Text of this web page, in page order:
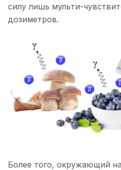
силу лишь мульти-
дозиметров.
Более того, окружающий